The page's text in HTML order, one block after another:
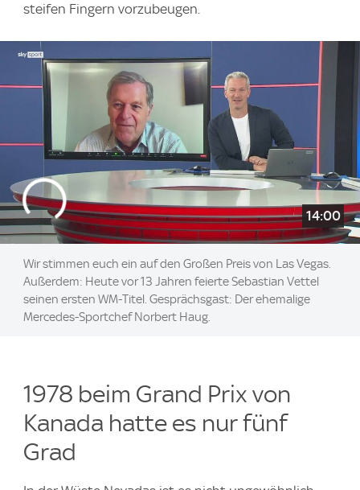
steifen Fingern vorzubeugen.
14:00
Wir stimmen euch ein auf den Großen Preis von Las Vegas.
Außerdem: Heute vor 13 Jahren feierte Sebastian Vettel
seinen ersten WM-Titel. Gesprächsgast: Der ehemalige
Mercedes-Sportchef Norbert Haug.
1978 beim Grand Prix von
Kanada hatte es nur fünf
Grad